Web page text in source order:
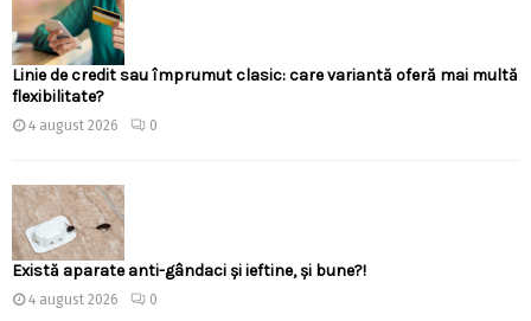
Linie de credit sau împrumut clasic: care variantă oferă mai multă
flexibilitate?
4 august 2026 0
Există aparate anti-gândaci și ieftine, și bune?!
4 august 2026 0